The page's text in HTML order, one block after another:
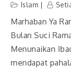
Islam
Marhaban Ya
Bulan Suci
Menunaikan
mendapat